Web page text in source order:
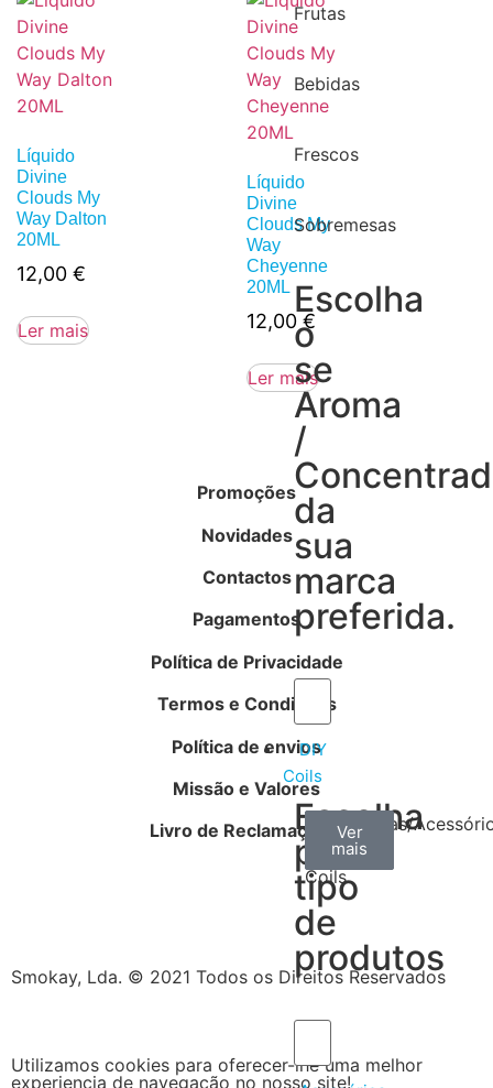
Frutas
Bebidas
Frescos
Sobremesas
Escolha
o
se
Aroma
/
da
sua
marca
preferida.
DIY
Coils
Escolha
por
tipo
de
produtos
Arame
Coils
Ver
mais
Algodão
Ver
mais
Ferramentas/
Ver
mais
Líquido
Divine
Clouds My
Way Dalton
20ML
12,00 €
Ler mais
Líquido
Divine
Clouds My
Way
Cheyenne
20ML
12,00€
Ler mais
Promoções
Novidades
Contactos
Pagamentos
Política de Privacidade
Termos e Condições
Política de envios
Missão e Valores
Livro de Reclamações
Smokay, Lda. © 2021 Todos os Direitos Reservados
Utilizamos cookies para oferecer-lhe uma melhor
experiencia de navegação no nosso site!